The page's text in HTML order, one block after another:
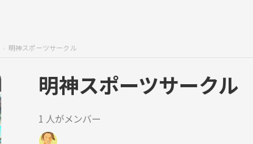
明神スポーツサークル
明神スポーツサークル
1 人がメンバー